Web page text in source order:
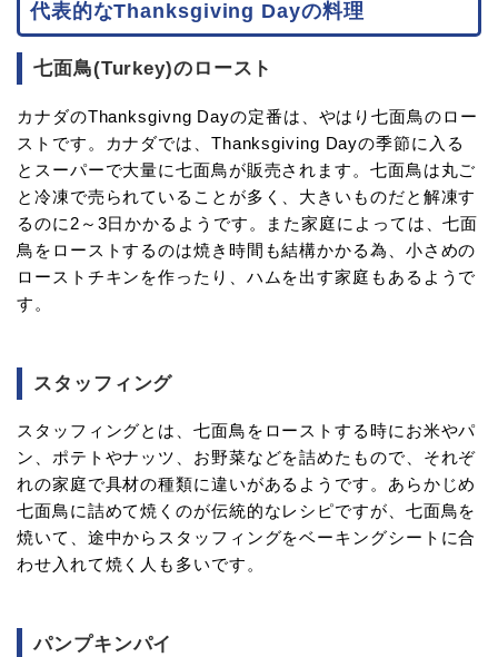
代表的なThanksgiving Dayの料理
七面鳥(Turkey)のロースト
カナダのThanksgivng Dayの定番は、やはり七面鳥のロー
ストです。カナダでは、Thanksgiving Dayの季節に入る
とスーパーで大量に七面鳥が販売されます。七面鳥は丸ご
と冷凍で売られていることが多く、大きいものだと解凍す
るのに2～3日かかるようです。また家庭によっては、七面
鳥をローストするのは焼き時間も結構かかる為、小さめの
ローストチキンを作ったり、ハムを出す家庭もあるようで
す。
スタッフィング
スタッフィングとは、七面鳥をローストする時にお米やパ
ン、ポテトやナッツ、お野菜などを詰めたもので、それぞ
れの家庭で具材の種類に違いがあるようです。あらかじめ
七面鳥に詰めて焼くのが伝統的なレシピですが、七面鳥を
焼いて、途中からスタッフィングをベーキングシートに合
わせ入れて焼く人も多いです。
パンプキンパイ